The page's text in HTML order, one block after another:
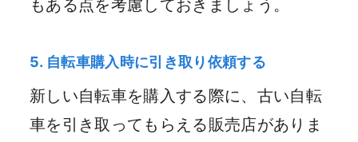
もある点を考慮しておきましょう。
5. 自転車購入時に引き取り依頼する
新しい自転車を購入する際に、古い自転
車を引き取ってもらえる販売店がありま